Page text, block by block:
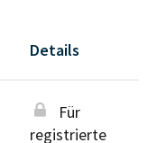
Details
Für
registrierte